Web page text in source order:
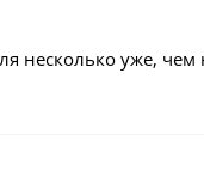
несколько уже, чем